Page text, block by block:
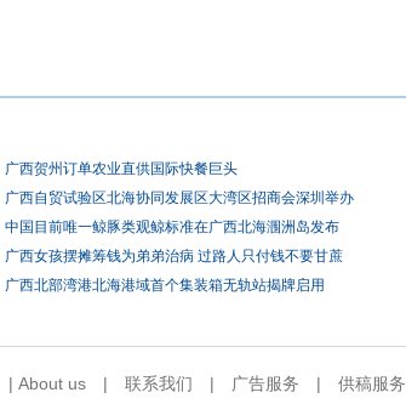
广西贺州订单农业直供国际快餐巨头
广西自贸试验区北海协同发展区大湾区招商会深圳举办
中国目前唯一鲸豚类观鲸标准在广西北海涠洲岛发布
广西女孩摆摊筹钱为弟弟治病 过路人只付钱不要甘蔗
广西北部湾港北海港域首个集装箱无轨站揭牌启用
About us | 联系我们 | 广告服务 | 供稿服务